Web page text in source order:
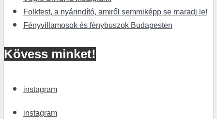
Folkfest, a nyárindító, amiről semmiképp se maradj le!
Fényvillamosok és fénybuszok Budapesten
Kövess minket!
instagram
instagram